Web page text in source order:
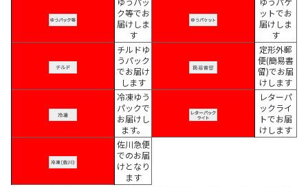
ク等でお
届けしま
す
ットでお
届けしま
す
チルドゆ
うパック
でお届け
します
定形外郵
便(簡易書
留)でお届
けします
冷凍ゆう
パックで
お届けし
ます。
レターパ
ックライ
トでお届
けします
佐川急便
でのお届
けとなり
ます